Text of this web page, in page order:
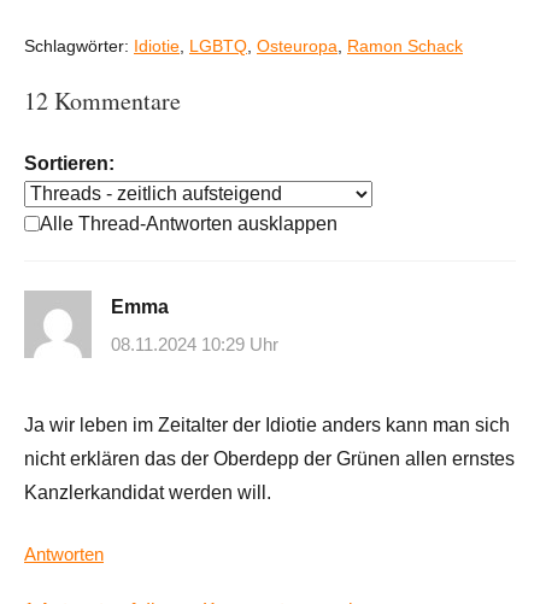
Schlagwörter: Idiotie LGBTQ Osteuropa Ramon Schack
12 Kommentare
Sortieren:
Alle Thread-Antworten ausklappen
Emma
08.11.2024 10:29 Uhr
Ja wir leben im Zeitalter der Idiotie anders kann man sich
nicht erklären das der Oberdepp der Grünen allen ernstes
Kanzlerkandidat werden will.
Antworten